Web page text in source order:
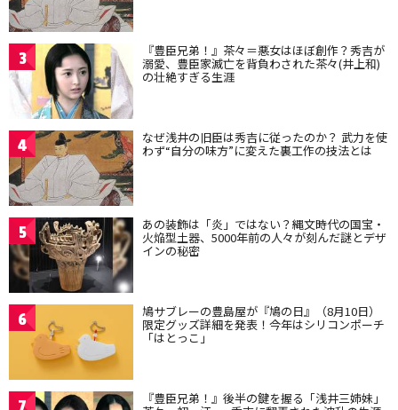
3 『豊臣兄弟！』茶々＝悪女はほぼ創作？秀吉が
溺愛、豊臣家滅亡を背負わされた茶々(井上和)
の壮絶すぎる生涯
4 なぜ浅井の旧臣は秀吉に従ったのか？ 武力を使
わず“自分の味方”に変えた裏工作の技法とは
5 あの装飾は「炎」ではない？縄文時代の国宝・
火焔型土器、5000年前の人々が刻んだ謎とデザ
インの秘密
6 鳩サブレーの豊島屋が『鳩の日』（8月10日）
限定グッズ詳細を発表！今年はシリコンポーチ
「はとっこ」
『豊臣兄弟！』後半の鍵を握る「浅井三姉妹」